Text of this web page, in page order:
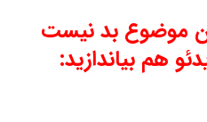
موضوع بد نیست
هم بیاندازید: